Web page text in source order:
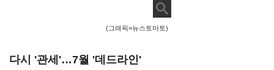
(그래픽=뉴스토마토)
다시 '관세'…7월 '데드라인'